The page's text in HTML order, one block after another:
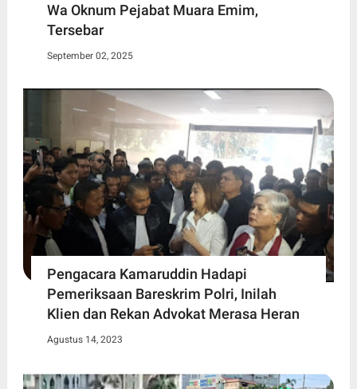
Wa Oknum Pejabat Muara Emim,
Tersebar
September 02, 2025
Pengacara Kamaruddin Hadapi
Pemeriksaan Bareskrim Polri, Inilah
Klien dan Rekan Advokat Merasa Heran
Agustus 14, 2023